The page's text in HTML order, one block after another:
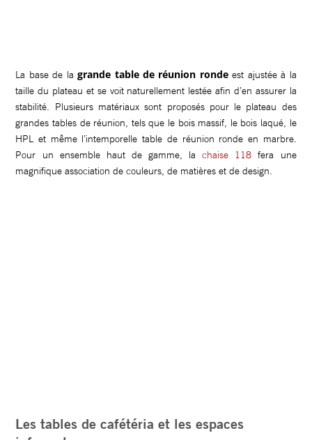
La base de lagrande table de réunion rondeest ajustée à la
taille du plateau et se voit naturellement lestée afin d’en assurer la
stabilité. Plusieurs matériaux sont proposés pour le plateau des
grandes tables de réunion, tels que le bois massif, le bois laqué, le
HPL et même l’intemporelle table de réunion ronde en marbre.
Pour un ensemble haut de gamme, lachaise 118 fera une
magnifique association de couleurs, de matières et de design.
Les tables de cafétéria et les espaces